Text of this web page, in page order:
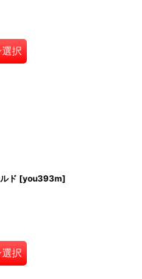
択
ド [you393m]
択